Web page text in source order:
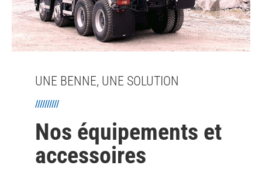
UNE BENNE, UNE SOLUTION
//////////
Nos équipements et
accessoires